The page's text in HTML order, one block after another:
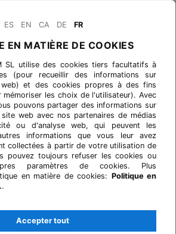
ES EN CA DE FR
EN MATIÈRE DE COOKIES
SL utilise des cookies tiers facultatifs à
(pour recueillir des informations sur
et des cookies propres à des fins
mémoriser les choix de l'utilisateur). Avec
pouvons partager des informations sur
web avec nos partenaires de médias
ou d'analyse web, qui peuvent les
informations que vous leur avez
collectées à partir de votre utilisation de
pouvez toujours refuser les cookies ou
paramètres de cookies. Plus
en matière de cookies: Politique en
.
Accepter tout